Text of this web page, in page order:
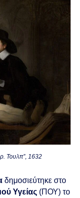
Τουλπ”, 1632
δημοσιεύτηκε στο
Υγείας (ΠΟΥ) το